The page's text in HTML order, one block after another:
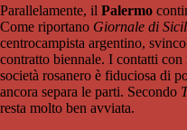
Parallelamente, il Palermo
Come riportano Giornale di
centrocampista argentino,
contratto biennale. I contatti
società rosanero è fiduciosa di
ancora separa le parti. Secondo
resta molto ben avviata.